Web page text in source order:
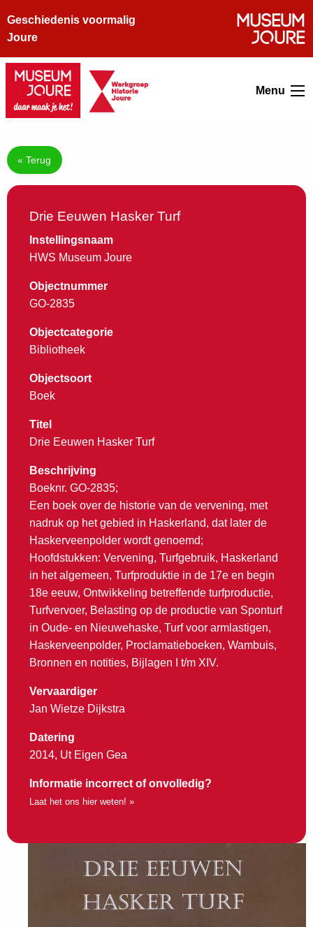
Geschiedenis voormalig
Joure
Menu
« Terug
Drie Eeuwen Hasker Turf
Instellingsnaam
HWS Museum Joure
Objectnummer
GO-2835
Objectcategorie
Bibliotheek
Objectsoort
Boek
Titel
Drie Eeuwen Hasker Turf
Beschrijving
Boeknr. GO-2835;
Een boek over de historie van de vervening, met
nadruk op het gebied in Haskerland, dat later de
Haskerveenpolder wordt genoemd;
Hoofdstukken: Vervening, Turfgebruik, Haskerland
in het algemeen, Turfproduktie in de 17e en begin
18e eeuw, Ontwikkeling betreffende turfproductie,
Turfvervoer, Belasting op de productie van Sponturf
in Oude- en Nieuwehaske, Turf voor armlastigen,
Haskerveenpolder, Proclamatieboeken, Wambuis,
Bronnen en notities, Bijlagen I t/m XIV.
Vervaardiger
Jan Wietze Dijkstra
Datering
2014, Ut Eigen Gea
Informatie incorrect of onvolledig?
Laat het ons hier weten! »